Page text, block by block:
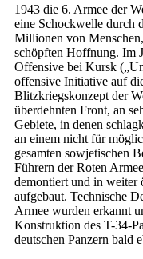
1943 die 6. Armee der
eine Schockwelle durch
Millionen von
schöpften Hoffnung. Im
Offensive bei Kursk
offensive Initiative auf
Blitzkriegskonzept der
überdehnten Front, an
Gebiete, in denen
an einem nicht für
gesamten sowjetischen
Führern der Roten
demontiert und in weiter
aufgebaut. Technische
Armee wurden erkannt
Konstruktion des T-34-
deutschen Panzern bald